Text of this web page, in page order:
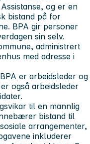
og er en
bistand på for
BPA gir personer
sin selv.
administrert
med adresse i
er arbeidsleder og
også arbeidsleder
til en mannlig
bistand til
arrangementer,
inkluderer